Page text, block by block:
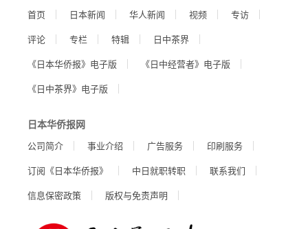
首页 日本新闻 华人新闻 视频
专访
评论
专栏 特辑
日中茶界
《日本华侨报》电子版
《日中经营者》电子版
《日中茶界》电子版
日本华侨报网
公司简介 事业介绍 广告服务
印刷服务
订阅《日本华侨报》
中日就职转职
联系我们
信息保密政策
版权与免责声明